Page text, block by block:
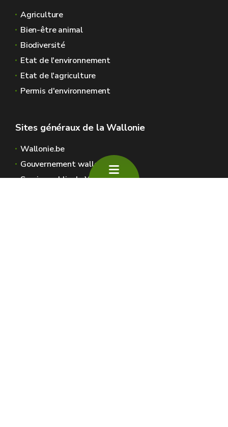
Agriculture
Bien-être animal
Biodiversité
Etat de l'environnement
Etat de l'agriculture
Permis d'environnement
Sites généraux de la Wallonie
Wallonie.be
Gouvernement wallon
Service public de Wallonie